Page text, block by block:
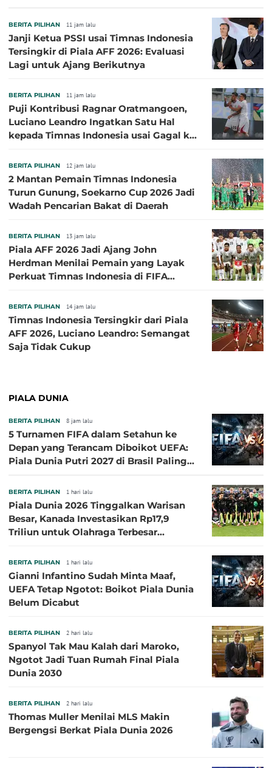
BERITA PILIHAN 11 jam lalu
Janji Ketua PSSI usai Timnas Indonesia
Tersingkir di Piala AFF 2026: Evaluasi
Lagi untuk Ajang Berikutnya
BERITA PILIHAN 11 jam lalu
Puji Kontribusi Ragnar Oratmangoen,
Luciano Leandro Ingatkan Satu Hal
kepada Timnas Indonesia usai Gagal ke
BERITA PILIHAN 12 jam lalu
2 Mantan Pemain Timnas Indonesia
Turun Gunung, Soekarno Cup 2026 Jadi
Wadah Pencarian Bakat di Daerah
BERITA PILIHAN 13 jam lalu
Piala AFF 2026 Jadi Ajang John
Herdman Menilai Pemain yang Layak
Perkuat Timnas Indonesia di FIFA
BERITA PILIHAN 14 jam lalu
Timnas Indonesia Tersingkir dari Piala
AFF 2026, Luciano Leandro: Semangat
Saja Tidak Cukup
PIALA DUNIA
BERITA PILIHAN 8 jam lalu
5 Turnamen FIFA dalam Setahun ke
Depan yang Terancam Diboikot UEFA:
Piala Dunia Putri 2027 di Brasil Paling
BERITA PILIHAN 1 hari lalu
Piala Dunia 2026 Tinggalkan Warisan
Besar, Kanada Investasikan Rp17,9
Triliun untuk Olahraga Terbesar
BERITA PILIHAN 1 hari lalu
Gianni Infantino Sudah Minta Maaf,
UEFA Tetap Ngotot: Boikot Piala Dunia
Belum Dicabut
BERITA PILIHAN 2 hari lalu
Spanyol Tak Mau Kalah dari Maroko,
Ngotot Jadi Tuan Rumah Final Piala
Dunia 2030
BERITA PILIHAN 2 hari lalu
Thomas Muller Menilai MLS Makin
Bergengsi Berkat Piala Dunia 2026